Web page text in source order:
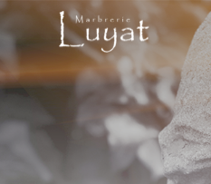
Panneau de gestion des cookies